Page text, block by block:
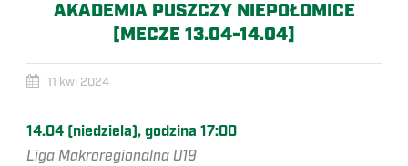
AKADEMIA PUSZCZY NIEPOŁOMICE
[MECZE 13.04-14.04]
11 kwi 2024
14.04 (niedziela), godzina 17:00
Liga Makroregionalna U19